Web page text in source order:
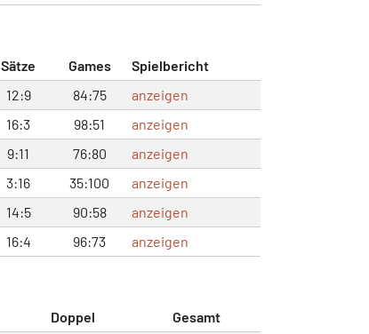
Sätze Games
Spielbericht
12:9 84:75
anzeigen
16:3 98:51
anzeigen
9:11 76:80
anzeigen
3:16 35:100
anzeigen
14:5 90:58
anzeigen
16:4 96:73 anzeigen
Doppel
Gesamt